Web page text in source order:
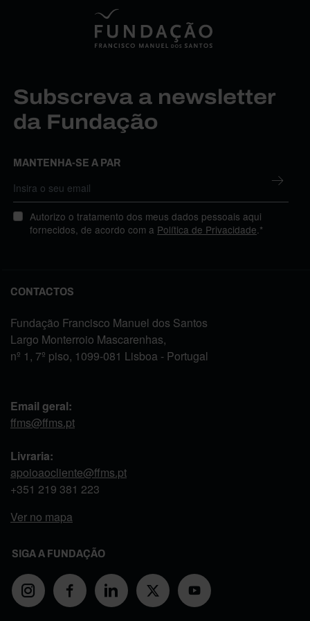
Subscreva a newsletter
da Fundação
MANTENHA-SE A PAR
Autorizo o tratamento dos meus dados pessoais aqui
fornecidos, de acordo com a Política de Privacidade .*
CONTACTOS
Fundação Francisco Manuel dos Santos
Largo Monterroio Mascarenhas,
nº 1, 7º piso, 1099-081 Lisboa - Portugal
Email geral:
ffms@ffms.pt
Livraria:
apoioaocliente@ffms.pt
+351 219 381 223
Ver no mapa
SIGA A FUNDAÇÃO